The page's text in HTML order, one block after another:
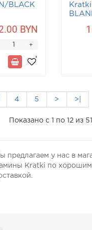
BLACK
BYN
+
Kratki
4 5 > >|
Показано с 1 по 12 из
предлагаем у нас в
Kratki по хорошим